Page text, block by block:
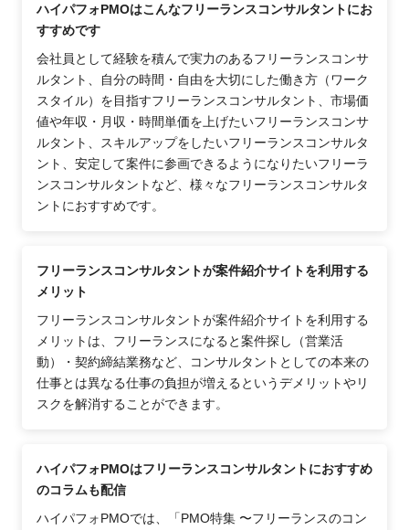
ハイパフォPMOはこんなフリーランスコンサルタントにお
すすめです
会社員として経験を積んで実力のあるフリーランスコンサ
ルタント、自分の時間・自由を大切にした働き方（ワーク
スタイル）を目指すフリーランスコンサルタント、市場価
値や年収・月収・時間単価を上げたいフリーランスコンサ
ルタント、スキルアップをしたいフリーランスコンサルタ
ント、安定して案件に参画できるようになりたいフリーラ
ンスコンサルタントなど、様々なフリーランスコンサルタ
ントにおすすめです。
フリーランスコンサルタントが案件紹介サイトを利用する
メリット
フリーランスコンサルタントが案件紹介サイトを利用する
メリットは、フリーランスになると案件探し（営業活
動）・契約締結業務など、コンサルタントとしての本来の
仕事とは異なる仕事の負担が増えるというデメリットやリ
スクを解消することができます。
ハイパフォPMOはフリーランスコンサルタントにおすすめ
のコラムも配信
ハイパフォPMOでは、「PMO特集 〜フリーランスのコン